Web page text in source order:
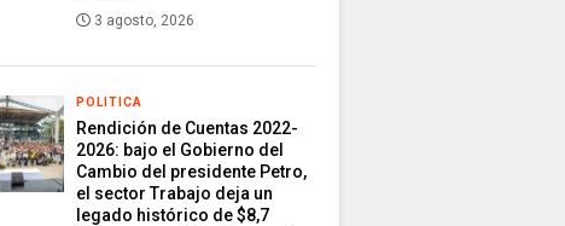
3 agosto, 2026
POLITICA
Rendición de Cuentas 2022-
2026: bajo el Gobierno del
Cambio del presidente Petro,
el sector Trabajo deja un
legado histórico de $8,7